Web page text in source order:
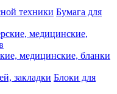
Бумага для
медицинские, бланки
Блоки для